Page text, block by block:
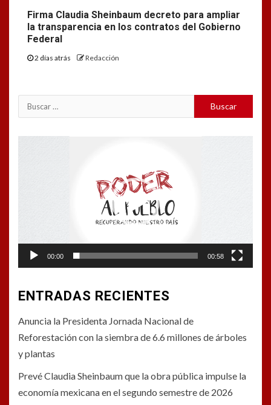
Firma Claudia Sheinbaum decreto para ampliar
la transparencia en los contratos del Gobierno
Federal
2 días atrás Redacción
Buscar:
00:00 00:58
ENTRADAS RECIENTES
Anuncia la Presidenta Jornada Nacional de
Reforestación con la siembra de 6.6 millones de árboles
y plantas
Prevé Claudia Sheinbaum que la obra pública impulse la
economía mexicana en el segundo semestre de 2026